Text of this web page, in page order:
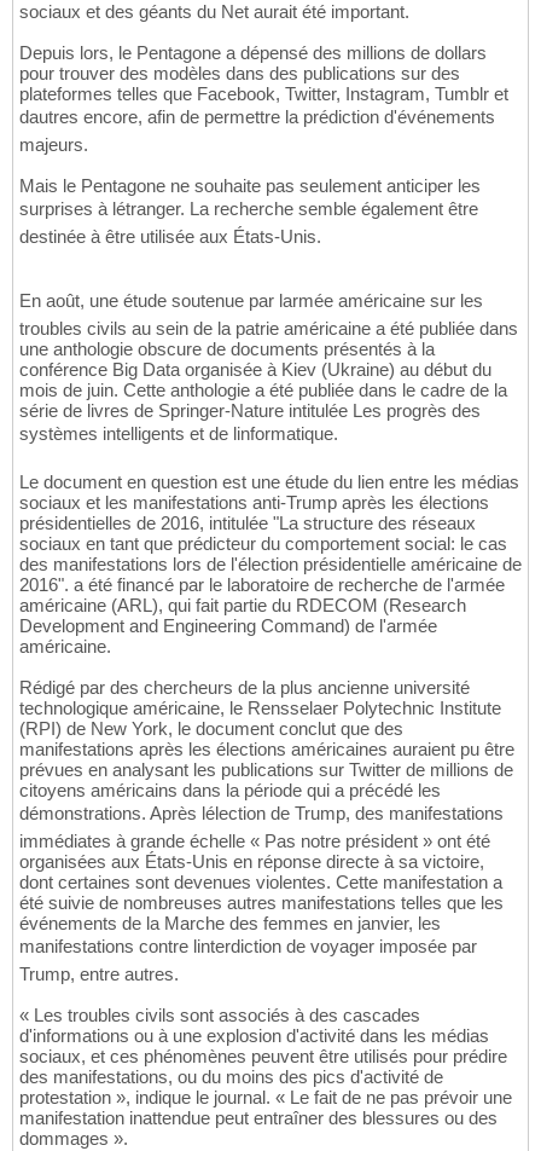
sociaux et des géants du Net aurait été important.
Depuis lors, le Pentagone a dépensé des millions de dollars
pour trouver des modèles dans des publications sur des
plateformes telles que Facebook, Twitter, Instagram, Tumblr et
dautres encore, afin de permettre la prédiction d'événements
majeurs.
Mais le Pentagone ne souhaite pas seulement anticiper les
surprises à létranger. La recherche semble également être
destinée à être utilisée aux États-Unis.
En août, une étude soutenue par larmée américaine sur les
troubles civils au sein de la patrie américaine a été publiée dans
une anthologie obscure de documents présentés à la
conférence Big Data organisée à Kiev (Ukraine) au début du
mois de juin. Cette anthologie a été publiée dans le cadre de la
série de livres de Springer-Nature intitulée Les progrès des
systèmes intelligents et de linformatique.
Le document en question est une étude du lien entre les médias
sociaux et les manifestations anti-Trump après les élections
présidentielles de 2016, intitulée "La structure des réseaux
sociaux en tant que prédicteur du comportement social: le cas
des manifestations lors de l'élection présidentielle américaine de
2016". a été financé par le laboratoire de recherche de l'armée
américaine (ARL), qui fait partie du RDECOM (Research
Development and Engineering Command) de l'armée
américaine.
Rédigé par des chercheurs de la plus ancienne université
technologique américaine, le Rensselaer Polytechnic Institute
(RPI) de New York, le document conclut que des
manifestations après les élections américaines auraient pu être
prévues en analysant les publications sur Twitter de millions de
citoyens américains dans la période qui a précédé les
démonstrations. Après lélection de Trump, des manifestations
immédiates à grande échelle « Pas notre président » ont été
organisées aux États-Unis en réponse directe à sa victoire,
dont certaines sont devenues violentes. Cette manifestation a
été suivie de nombreuses autres manifestations telles que les
événements de la Marche des femmes en janvier, les
manifestations contre linterdiction de voyager imposée par
Trump, entre autres.
« Les troubles civils sont associés à des cascades
d'informations ou à une explosion d'activité dans les médias
sociaux, et ces phénomènes peuvent être utilisés pour prédire
des manifestations, ou du moins des pics d'activité de
protestation », indique le journal. « Le fait de ne pas prévoir une
manifestation inattendue peut entraîner des blessures ou des
dommages ».